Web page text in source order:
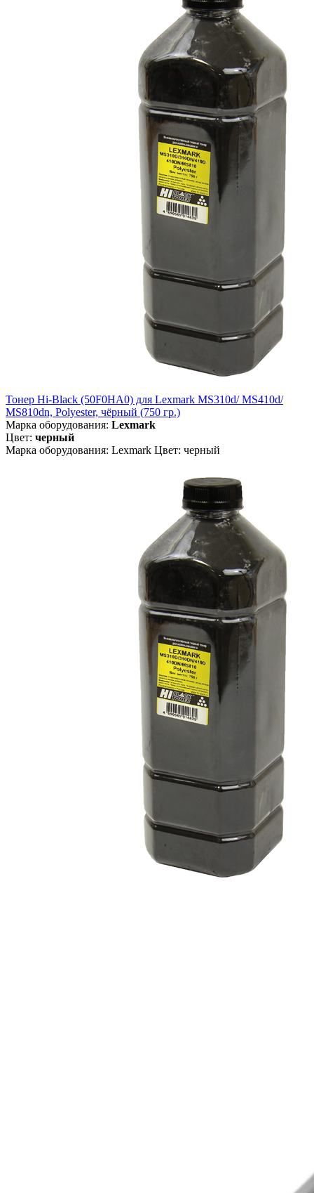
Тонер Hi-Black (50F0HA0) для Lexmark MS310d/ MS410d/
MS810dn, Polyester, чёрный (750 гр.)
Марка оборудования: Lexmark
Цвет: черный
Марка оборудования: Lexmark Цвет: черный